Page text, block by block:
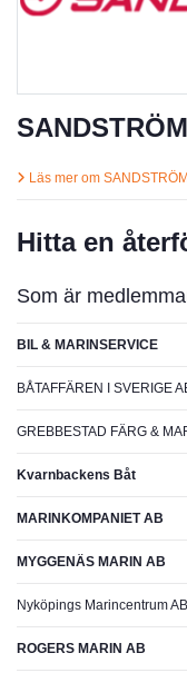
SANDSTRÖM
Läs mer om SANDSTRÖM
Hitta en
Som är
BIL & MARINSERVICE
BÅTAFFÄREN I SVERIGE
GREBBESTAD FÄRG &
Kvarnbackens Båt
MARINKOMPANIET AB
MYGGENÄS MARIN AB
Nyköpings Marincentrum AB
ROGERS MARIN AB